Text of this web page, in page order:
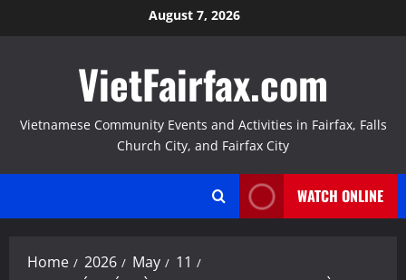
to
August 7, 2026
VietFairfax.com
Vietnamese Community Events and Activities in Fairfax, Falls
Church City, and Fairfax City
WATCH ONLINE
Home 2026 May
11